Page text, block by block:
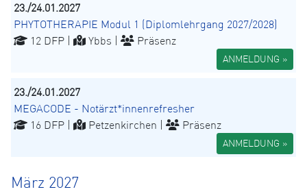
23./24.01.2027
PHYTOTHERAPIE Modul 1 (Diplomlehrgang 2027/2028)
12 DFP |
Ybbs | Präsenz
ANMELDUNG »
23./24.01.2027
MEGACODE - Notärzt*innenrefresher
16 DFP |
Petzenkirchen | Präsenz
ANMELDUNG »
März 2027